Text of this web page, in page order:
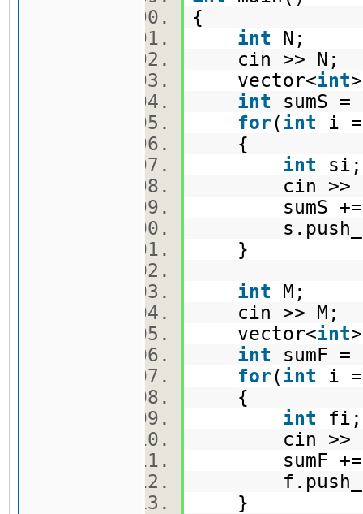
{
int N;
cin >> N;
vector<int
int sumS =
for(int i
{
int
cin >>
sumS
}
int M;
cin >> M;
vector<int
int sumF =
for(int i
{
int
cin
sumF
}